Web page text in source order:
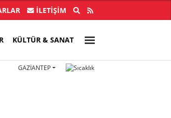
başkan kalmadı!
İLETIŞIM
KÜLTÜR & SANAT
GAZIANTEP